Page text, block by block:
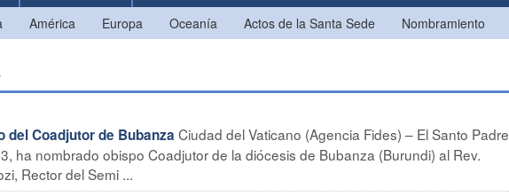
América Europa Oceanía Actos de la Santa Sede Nombramiento
del Coadjutor de Bubanza Ciudad del Vaticano (Agencia Fides) – El Santo Padre
ha nombrado obispo Coadjutor de la diócesis de Bubanza (Burundi) al Rev.
Rector del Semi ...